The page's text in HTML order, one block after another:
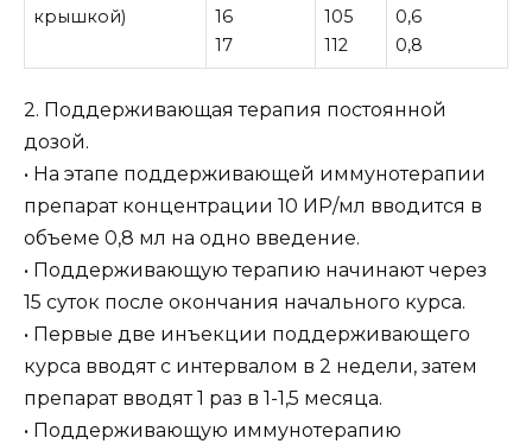
крышкой)
16
17
105
112
0,6
0,8
2. Поддерживающая терапия постоянной
дозой.
• На этапе поддерживающей иммунотерапии
препарат концентрации 10 ИР/мл вводится в
объеме 0,8 мл на одно введение.
• Поддерживающую терапию начинают через
15 суток после окончания начального курса.
• Первые две инъекции поддерживающего
курса вводят с интервалом в 2 недели, затем
препарат вводят 1 раз в 1-1,5 месяца.
• Поддерживающую иммунотерапию